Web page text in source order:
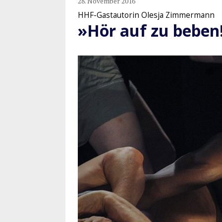
HHF-Gastautorin Olesja Zimmermann
»Hör auf zu